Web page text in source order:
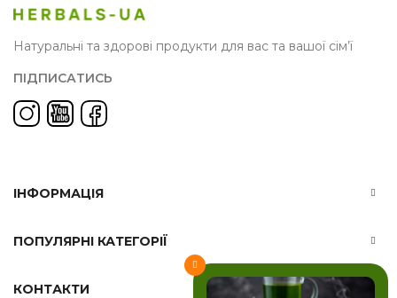
Натуральні та здорові продукти для вас та вашої сім’ї
ПІДПИСАТИСЬ
ІНФОРМАЦІЯ
ПОПУЛЯРНІ КАТЕГОРІЇ
КОНТАКТИ